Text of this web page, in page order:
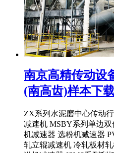
南京高精传动设
(南高齿)样本下
ZX系列水泥磨中心传动
减速机 MSBY系列单边
机减速器 选粉机减速器
轧立辊减速机 冷轧板材